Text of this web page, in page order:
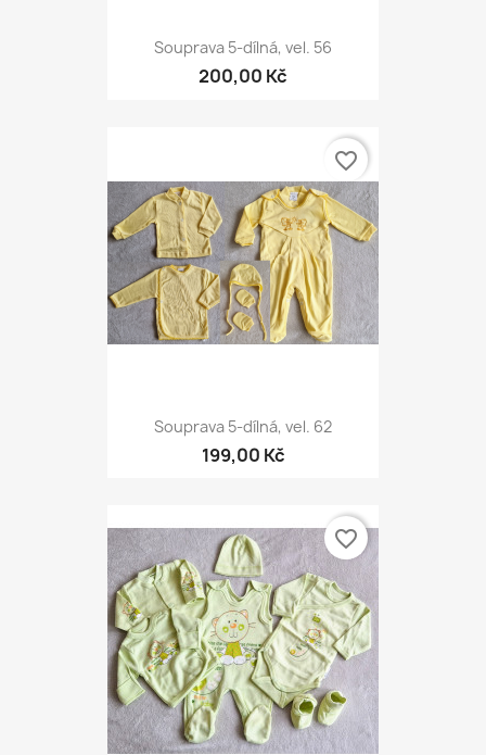
Souprava 5-dílná, vel. 56
200,00 Kč
Souprava 5-dílná, vel. 62
199,00 Kč
favorite_border
favorite_border